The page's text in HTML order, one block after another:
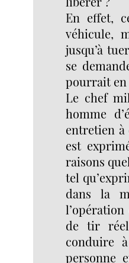
En effet,
véhicule,
jusqu’à
se
pourrait en
Le chef
homme
entretien à
est
raisons
tel
dans la
de tir
conduire
personne